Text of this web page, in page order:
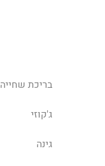
בריכת שחייה
ג'קוזי
גינה